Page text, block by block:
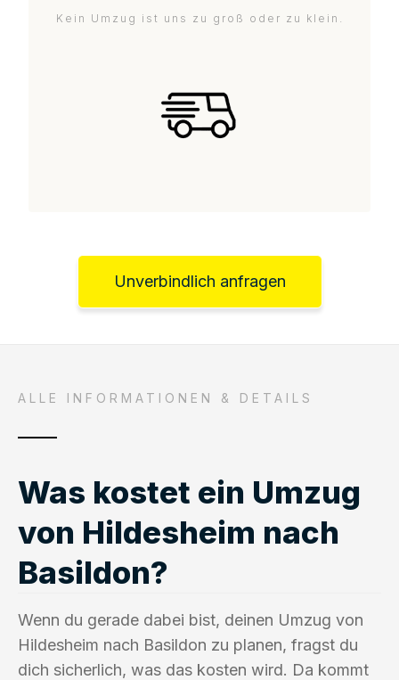
Kein Umzug ist uns zu groß oder zu klein.
Unverbindlich anfragen
ALLE INFORMATIONEN & DETAILS
Was kostet ein Umzug
von Hildesheim nach
Basildon?
Wenn du gerade dabei bist, deinen Umzug von
Hildesheim nach Basildon zu planen, fragst du
dich sicherlich, was das kosten wird. Da kommt